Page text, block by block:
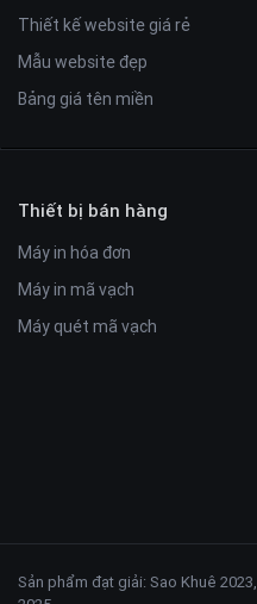
Thiết kế website giá rẻ
Mẫu website đẹp
Bảng giá tên miền
Thiết bị bán hàng
Máy in hóa đơn
Máy in mã vạch
Máy quét mã vạch
Sản phẩm đạt giải: Sao Khuê 2023,